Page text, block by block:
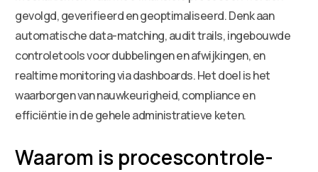
gevolgd, geverifieerd en geoptimaliseerd. Denk aan
automatische data-matching, audit trails, ingebouwde
controletools voor dubbelingen en afwijkingen, en
realtime monitoring via dashboards. Het doel is het
waarborgen van nauwkeurigheid, compliance en
efficiëntie in de gehele administratieve keten.
Waarom is procescontrole-